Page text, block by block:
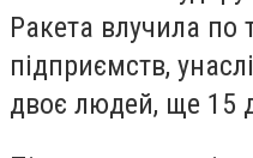
Ракета влучила по
підприємств,
двоє людей, ще 15